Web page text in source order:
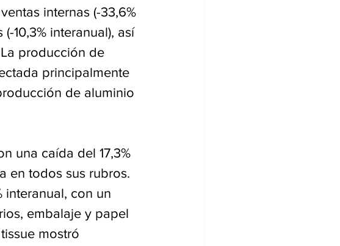
internas (-33,6%
10,3% interanual), así
producción de
principalmente
de aluminio
una caída del 17,3%
en todos sus rubros.
interanual, con un
embalaje y papel
mostró